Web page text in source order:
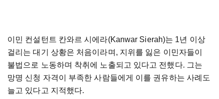
이민 컨설턴트 칸와르 시에라(Kanwar Sierah)는 1년 이상
걸리는 대기 상황은 처음이라며, 지위를 잃은 이민자들이
불법으로 노동하며 착취에 노출되고 있다고 전했다. 그는
망명 신청 자격이 부족한 사람들에게 이를 권유하는 사례도
늘고 있다고 지적했다.